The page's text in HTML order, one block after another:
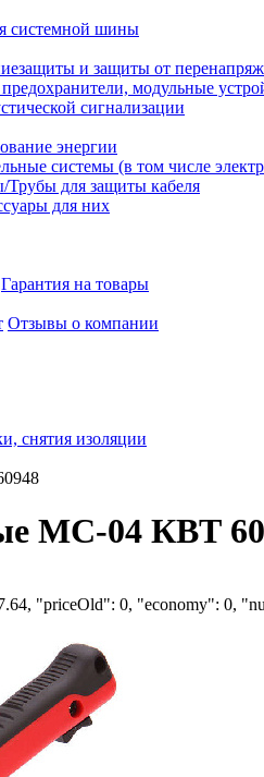
системной шины
и защиты от
модульные
сигнализации
энергии
системы (в том числе
Трубы для защиты кабеля
для них
Гарантия на товары
Отзывы о компании
снятия изоляции
MC-04 КВТ
"priceOld": 0, "economy": 0,